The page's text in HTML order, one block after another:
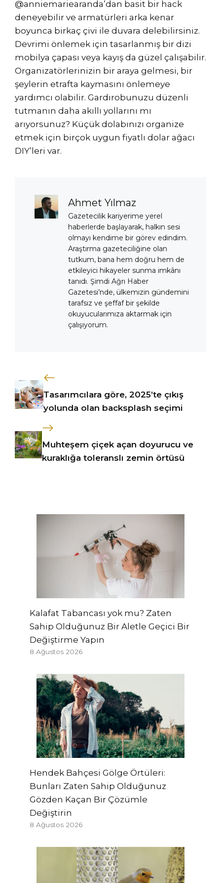
@anniemariearanda’dan basit bir hack
deneyebilir ve armatürleri arka kenar
boyunca birkaç çivi ile duvara delebilirsiniz.
Devrimi önlemek için tasarlanmış bir dizi
mobilya çapası veya kayış da güzel çalışabilir.
Organizatörlerinizin bir araya gelmesi, bir
şeylerin etrafta kaymasını önlemeye
yardımcı olabilir. Gardırobunuzu düzenli
tutmanın daha akıllı yollarını mı
arıyorsunuz? Küçük dolabınızı organize
etmek için birçok uygun fiyatlı dolar ağacı
DIY’leri var.
Ahmet Yılmaz
Gazetecilik kariyerime yerel
haberlerde başlayarak, halkın sesi
olmayı kendime bir görev edindim.
Araştırma gazeteciliğine olan
tutkum, bana hem doğru hem de
etkileyici hikayeler sunma imkânı
tanıdı. Şimdi Ağrı Haber
Gazetesi’nde, ülkemizin gündemini
tarafsız ve şeffaf bir şekilde
okuyucularımıza aktarmak için
çalışıyorum.
Tasarımcılara göre, 2025’te çıkış
yolunda olan backsplash seçimi
Muhteşem çiçek açan doyurucu ve
kuraklığa toleranslı zemin örtüsü
Kalafat Tabancası yok mu? Zaten
Sahip Olduğunuz Bir Aletle Geçici Bir
Değiştirme Yapın
8 Ağustos 2026
Hendek Bahçesi Gölge Örtüleri:
Bunları Zaten Sahip Olduğunuz
Gözden Kaçan Bir Çözümle
Değiştirin
8 Ağustos 2026